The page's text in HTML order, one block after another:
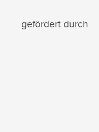
gefördert durch